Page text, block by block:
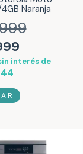
Naranja
interés de